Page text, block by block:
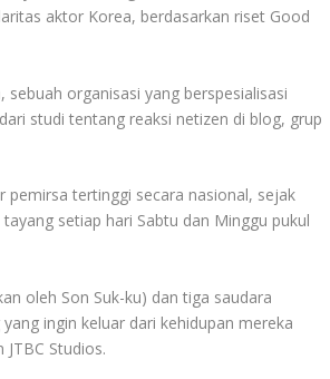
aktor Korea, berdasarkan riset Good
organisasi yang berspesialisasi
studi tentang reaksi netizen di blog, grup
pemirsa tertinggi secara nasional, sejak
setiap hari Sabtu dan Minggu pukul
oleh Son Suk-ku) dan tiga saudara
ingin keluar dari kehidupan mereka
Studios.